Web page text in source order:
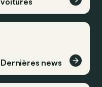
Dernières news